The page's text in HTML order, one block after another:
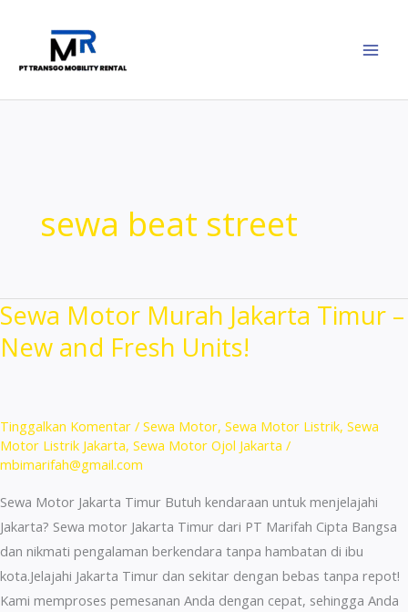
konten
sewa beat street
Sewa Motor Murah Jakarta Timur –
New and Fresh Units!
Tinggalkan Komentar / Sewa Motor, Sewa Motor Listrik, Sewa
Motor Listrik Jakarta, Sewa Motor Ojol Jakarta /
mbimarifah@gmail.com
Sewa Motor Jakarta Timur Butuh kendaraan untuk menjelajahi
Jakarta? Sewa motor Jakarta Timur dari PT Marifah Cipta Bangsa
dan nikmati pengalaman berkendara tanpa hambatan di ibu
kota.Jelajahi Jakarta Timur dan sekitar dengan bebas tanpa repot!
Kami memproses pemesanan Anda dengan cepat, sehingga Anda